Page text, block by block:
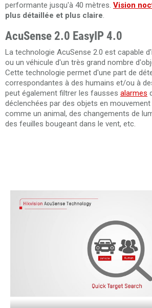
performante jusqu'à 40 mètres. Vision
plus détaillée et plus claire.
AcuSense 2.0 EasyIP 4.0
La technologie AcuSense 2.0 est capable
ou un véhicule d'un très grand nombre
Cette technologie permet d'une part de
correspondantes à des humains et/ou à
peut également filtrer les fausses alarmes
déclenchées par des objets en
comme un animal, des changements de
des feuilles bougeant dans le vent, etc.